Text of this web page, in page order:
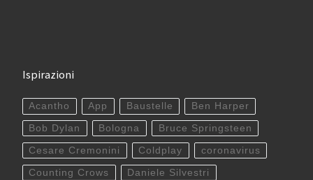
Ispirazioni
Acantho App Baustelle Ben Harper
Bob Dylan Bologna Bruce Springsteen
Cesare Cremonini Coldplay coronavirus
Counting Crows Daniele Silvestri